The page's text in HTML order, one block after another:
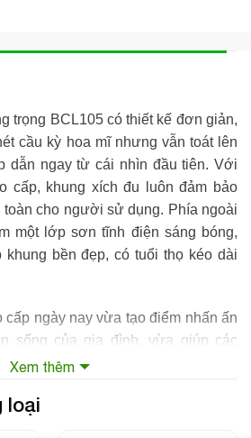
trọng BCL105 có thiết kế đơn giản,
cầu kỳ hoa mĩ nhưng vẫn toát lên
dẫn ngay từ cái nhìn đầu tiên. Với
cấp, khung xích đu luôn đảm bảo
toàn cho người sử dụng. Phía ngoài
một lớp sơn tĩnh điện sáng bóng,
bền đẹp, có tuổi thọ kéo dài
cấp ngày nay vừa tạo điểm nhấn ấn
sống của gia đình, vừa giúp các
có những giây phút nghỉ ngơi,
Xem thêm
loại